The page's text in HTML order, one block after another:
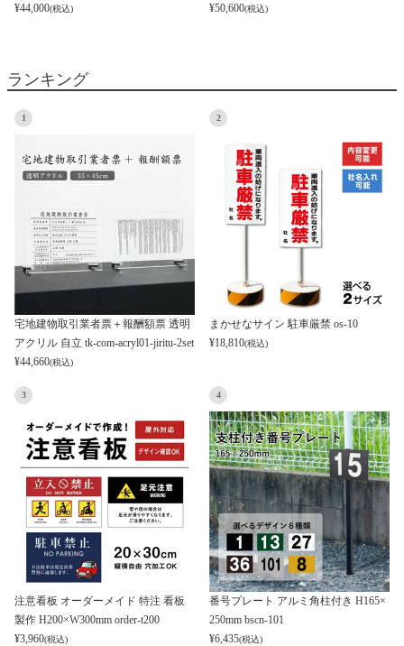
¥44,000(税込)
¥50,600(税込)
ランキング
1
宅地建物取引業者票＋報酬額票 透明
アクリル 自立 tk-com-acryl01-jiritu-2set
¥44,660(税込)
2
まかせなサイン 駐車厳禁 os-10
¥18,810(税込)
3
注意看板 オーダーメイド 特注 看板
製作 H200×W300mm order-t200
¥3,960(税込)
4
番号プレート アルミ角柱付き H165×
250mm bscn-101
¥6,435(税込)